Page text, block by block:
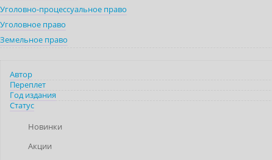
Уголовно-процессуальное право
Уголовное право
Земельное право
Автор
Переплет
Год издания
Статус
Новинки
Акции